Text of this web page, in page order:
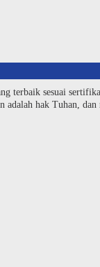
terbaik sesuai
adalah hak Tuhan,